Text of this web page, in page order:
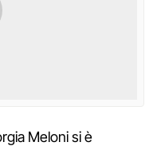
Meloni si è